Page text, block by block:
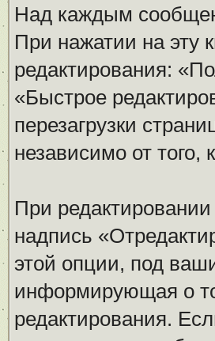
Над каждым
При нажатии на эту
редактирования:
«Быстрое
перезагрузки
независимо от
При
надпись
этой опции, под
информирующая о
редактирования.